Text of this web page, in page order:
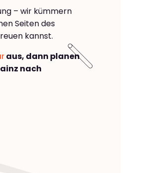
– wir kümmern
Seiten des
kannst.
aus, dann planen
nach